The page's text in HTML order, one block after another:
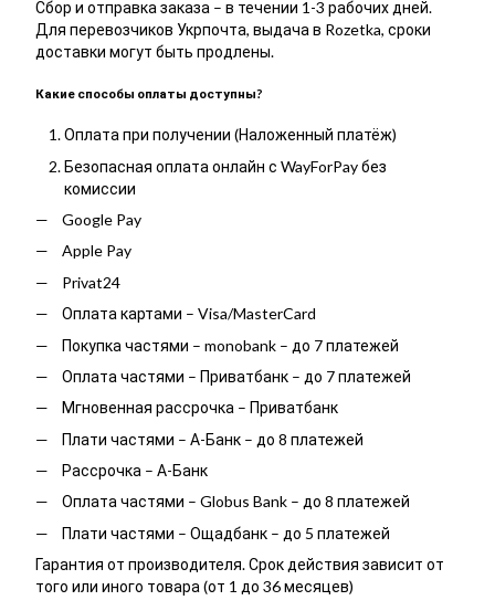
Сбор и отправка заказа – в течении 1-3 рабочих дней.
Для перевозчиков Укрпочта, выдача в Rozetka, сроки
доставки могут быть продлены.
Какие способы оплаты доступны?
Оплата при получении (Наложенный платёж)
Безопасная оплата онлайн с WayForPay без
комиссии
Google Pay
Apple Pay
Privat24
Оплата картами – Visa/MasterCard
Покупка частями – monobank – до 7 платежей
Оплата частями – Приватбанк – до 7 платежей
Мгновенная рассрочка – Приватбанк
Плати частями – А-Банк – до 8 платежей
Рассрочка – А-Банк
Оплата частями – Globus Bank – до 8 платежей
Плати частями – Ощадбанк – до 5 платежей
Гарантия от производителя. Срок действия зависит от
того или иного товара (от 1 до 36 месяцев)